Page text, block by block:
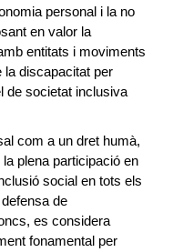
personal i la no
en valor la
entitats i moviments
la discapacitat per
de societat inclusiva
com a un dret humà,
plena participació en
social en tots els
de
es considera
fonamental per